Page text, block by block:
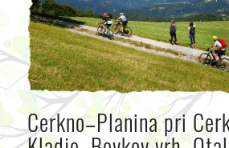
Cerkno–Planina pri